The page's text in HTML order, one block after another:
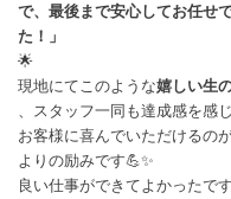
で、最後まで安心してお任せ
た！」
🌟
現地にてこのような嬉しい生
、スタッフ一同も達成感を感
お客様に喜んでいただけるの
よりの励みです💪✨
良い仕事ができてよかったで